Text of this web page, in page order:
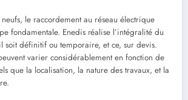
neufs, le raccordement au réseau électrique
fondamentale. Enedis гéalise l’intégralité du
soit définitif ou temporaire, et ce, sur devis.
varier considérablement en fonction de
que la localisation, la nature des travaux, et la